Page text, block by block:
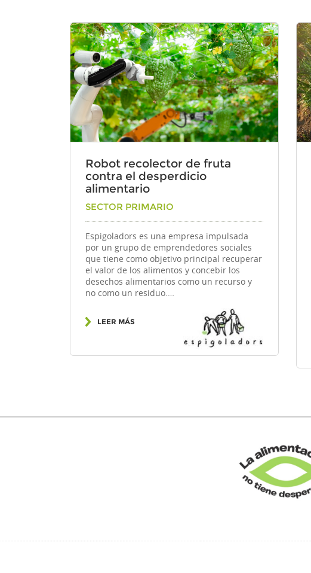
Robot recolector de fruta
contra el desperdicio
alimentario
Por
SECTOR PRIMARIO
Espigoladors es una empresa impulsada
por un grupo de emprendedores sociales
que tiene como objetivo principal recuperar
el valor de los alimentos y concebir los
desechos alimentarios como un recurso y
no como un residuo.…
LEER MÁS